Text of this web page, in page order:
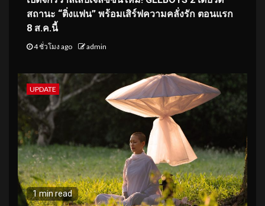
สถานะ “ติ่งแฟน” พร้อมเสิร์ฟความคลั่งรัก ตอนแรก
8 ส.ค.นี้
4 ชั่วโมง ago admin
UPDATE
1 min read